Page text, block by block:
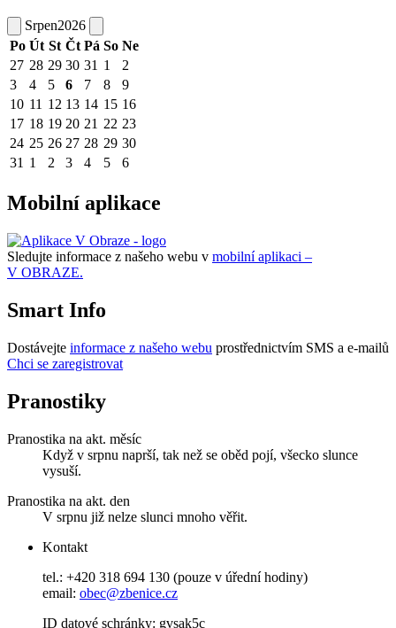
Srpen2026
Po Út St Čt Pá So Ne
27 28 29 30 31 1
2
3
4 5 6 7 8
9
10 11 12 13 14 15 16
17 18 19 20 21 22 23
24 25 26 27 28 29 30
31 1 2 3 4 5 6
Mobilní aplikace
Sledujte informace z našeho webu v mobilní aplikaci –
V OBRAZE.
Smart Info
Dostávejte informace z našeho webu prostřednictvím SMS a e-mailů
Chci se zaregistrovat
Pranostiky
Pranostika na akt. měsíc
Když v srpnu naprší, tak než se oběd pojí, všecko slunce
vysuší.
Pranostika na akt. den
V srpnu již nelze slunci mnoho věřit.
Kontakt
tel.: +420 318 694 130 (pouze v úřední hodiny)
email: obec@zbenice.cz
ID datové schránky: gvsak5c